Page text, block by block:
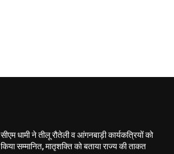
सीएम धामी ने तीलू रौतेली व आंगनबाड़ी कार्यकत्रियों को
किया सम्मानित, मातृशक्ति को बताया राज्य की ताकत